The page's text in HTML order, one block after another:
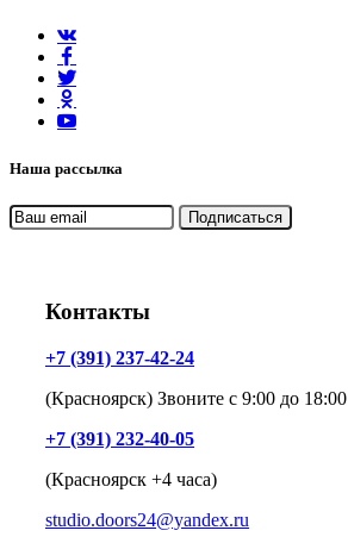
Наша рассылка
Контакты
+7 (391) 237-42-24
(Красноярск) Звоните с 9:00 до 18:00
+7 (391) 232-40-05
(Красноярск +4 часа)
studio.doors24@yandex.ru